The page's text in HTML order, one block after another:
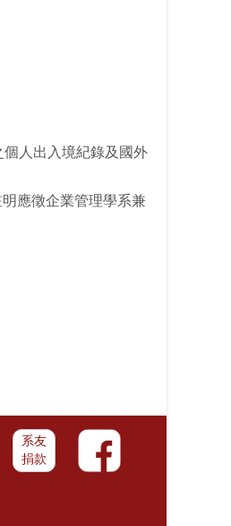
人出入境紀錄及國外
應徵企業管理學系兼
系友
捐款